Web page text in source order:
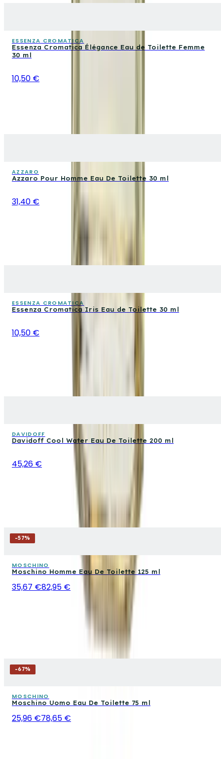
ESSENZA CROMATICA
Essenza Cromatica Élégance Eau de Toilette Femme
30 ml
10,50 €
AZZARO
Azzaro Pour Homme Eau De Toilette 30 ml
31,40 €
ESSENZA CROMATICA
Essenza Cromatica Iris Eau de Toilette 30 ml
10,50 €
DAVIDOFF
Davidoff Cool Water Eau De Toilette 200 ml
45,26 €
-57%
MOSCHINO
Moschino Homme Eau De Toilette 125 ml
35,67 €82,95 €
-67%
MOSCHINO
Moschino Uomo Eau De Toilette 75 ml
25,96 €78,65 €